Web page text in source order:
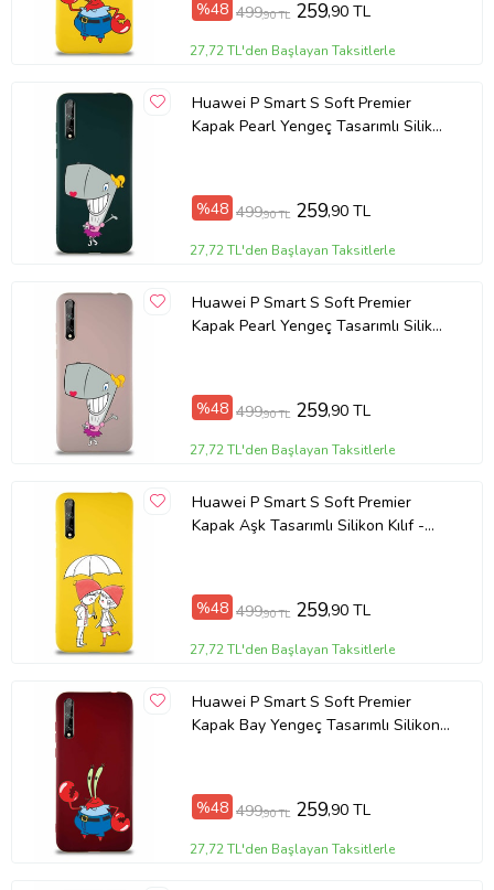
Ürün Kodu:kcm54057673
%48 499,90 TL 259,90 TL
27,72 TL'den Başlayan Taksitlerle
Huawei P Smart S Soft Premier
Kapak Pearl Yengeç Tasarımlı Silikon
%48 499,90 TL 259,90 TL
27,72 TL'den Başlayan Taksitlerle
Huawei P Smart S Soft Premier
Kapak Pearl Yengeç Tasarımlı Silikon
%48 499,90 TL 259,90 TL
27,72 TL'den Başlayan Taksitlerle
Huawei P Smart S Soft Premier
Kapak Aşk Tasarımlı Silikon Kılıf -
%48 499,90 TL 259,90 TL
27,72 TL'den Başlayan Taksitlerle
Huawei P Smart S Soft Premier
Kapak Bay Yengeç Tasarımlı Silikon
%48 499,90 TL 259,90 TL
27,72 TL'den Başlayan Taksitlerle